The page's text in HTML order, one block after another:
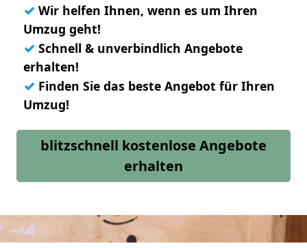
✓ Wir helfen Ihnen, wenn es um Ihren
Umzug geht!
✓ Schnell & unverbindlich Angebote
erhalten!
✓ Finden Sie das beste Angebot für Ihren
Umzug!
blitzschnell kostenlose Angebote
erhalten